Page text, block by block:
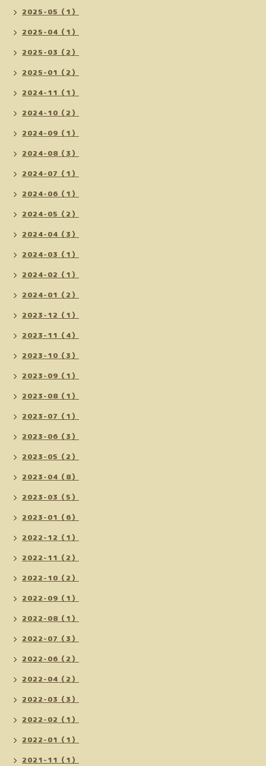
2025-05（1）
2025-04（1）
2025-03（2）
2025-01（2）
2024-11（1）
2024-10（2）
2024-09（1）
2024-08（3）
2024-07（1）
2024-06（1）
2024-05（2）
2024-04（3）
2024-03（1）
2024-02（1）
2024-01（2）
2023-12（1）
2023-11（4）
2023-10（3）
2023-09（1）
2023-08（1）
2023-07（1）
2023-06（3）
2023-05（2）
2023-04（8）
2023-03（5）
2023-01（6）
2022-12（1）
2022-11（2）
2022-10（2）
2022-09（1）
2022-08（1）
2022-07（3）
2022-06（2）
2022-04（2）
2022-03（3）
2022-02（1）
2022-01（1）
2021-11（1）